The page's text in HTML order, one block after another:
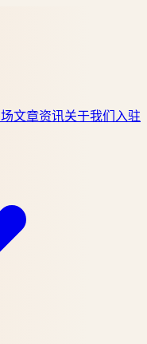
文章资讯关于我们 入驻